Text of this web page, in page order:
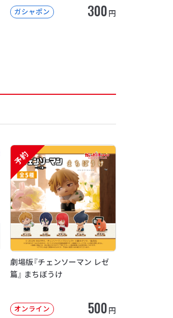
ガシャポン 300円
予約
劇場版『チェンソーマン レゼ
篇』 まちぼうけ
オンライン 500円